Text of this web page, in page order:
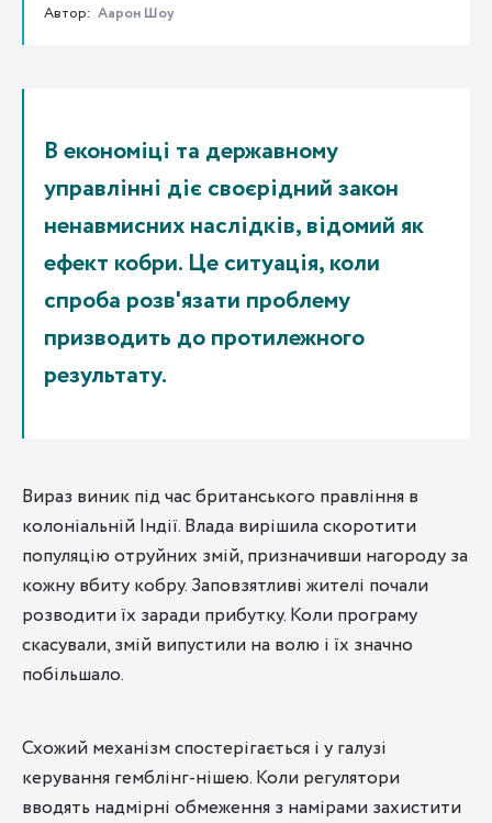
Автор: Аарон Шоу
В економіці та державному
управлінні діє своєрідний закон
ненавмисних наслідків, відомий як
ефект кобри. Це ситуація, коли
спроба розв'язати проблему
призводить до протилежного
результату.
Вираз виник під час британського правління в
колоніальній Індії. Влада вирішила скоротити
популяцію отруйних змій, призначивши нагороду за
кожну вбиту кобру. Заповзятливі жителі почали
розводити їх заради прибутку. Коли програму
скасували, змій випустили на волю і їх значно
побільшало.
Схожий механізм спостерігається і у галузі
керування гемблінг-нішею. Коли регулятори
вводять надмірні обмеження з намірами захистити